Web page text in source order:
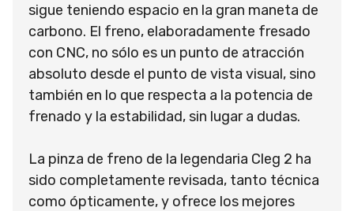
sigue teniendo espacio en la gran maneta de
carbono. El freno, elaboradamente fresado
con CNC, no sólo es un punto de atracción
absoluto desde el punto de vista visual, sino
también en lo que respecta a la potencia de
frenado y la estabilidad, sin lugar a dudas.
La pinza de freno de la legendaria Cleg 2 ha
sido completamente revisada, tanto técnica
como ópticamente, y ofrece los mejores